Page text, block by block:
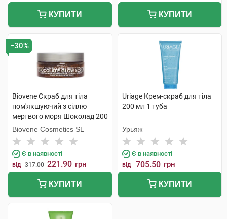
КУПИТИ КУПИТИ
−30%
Biovene Скраб для тіла
пом'якшуючий з сіллю
мертвого моря Шоколад 200
г 1 банка
Biovene Cosmetics SL
Є в наявності
від 317.00 221.90 грн
КУПИТИ
Uriage Крем-скраб для тіла
200 мл 1 туба
Урьяж
Є в наявності
від 705.50 грн
КУПИТИ